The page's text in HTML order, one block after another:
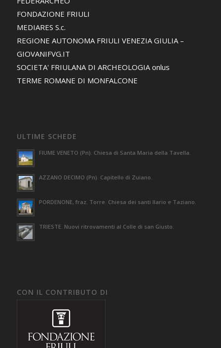
FONDAZIONE FRIULI
MEDIARES S.c.
REGIONE AUTONOMA FRIULI VENEZIA GIULIA –
GIOVANIFVG.IT
SOCIETA' FRIULANA DI ARCHEOLOGIA onlus
TERME ROMANE DI MONFALCONE
ULTIME SCHEDE
FIUME VENETO (Pn). Chiesa di Santa Maria della Tavella.
AZZANO DECIMO (Pn). Capitello di Zuiano.
PORDENONE, fraz. Torre. Chiesa dei santi Ilario e Taziano.
TRIESTE. Nuovi ritrovamenti al Colle di san Giusto.
CON IL CONTRIBUTO DI